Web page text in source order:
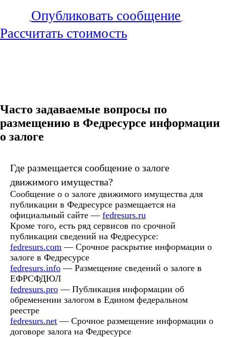
Опубликовать сообщение
Рассчитать стоимость
Часто задаваемые вопросы по
размещению в Федресурсе информации
о залоге
Где размещается сообщение о залоге
движимого имущества?
Сообщение о о залоге движимого имущества для
публикации в Федресурсе размещается на
официальный сайте — fedresurs.ru
Кроме того, есть ряд сервисов по срочной
публикации сведений на Федресурсе:
fedresurs.com — Срочное раскрытие информации о
залоге в Федресурсе
fedresurs.info — Размещение сведений о залоге в
ЕФРСФДЮЛ
fedresurs.pro — Публикация информации об
обременении залогом в Едином федеральном
реестре
fedresurs.net — Срочное размещение информации о
договоре залога на Федресурсе